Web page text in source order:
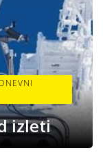
izleti